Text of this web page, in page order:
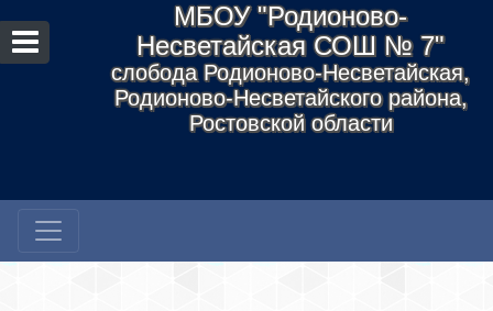
МБОУ "Родионово-
Несветайская СОШ № 7"
слобода Родионово-Несветайская,
Родионово-Несветайского района,
Ростовской области